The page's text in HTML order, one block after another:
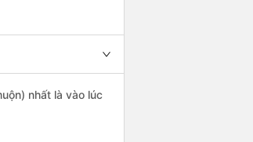
nhất là vào lúc